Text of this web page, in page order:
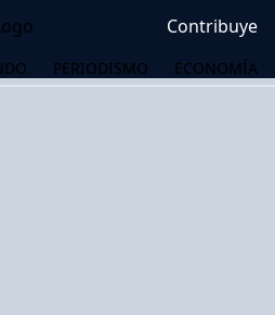
Contribuye
PERIODISMO ECONOMÍA